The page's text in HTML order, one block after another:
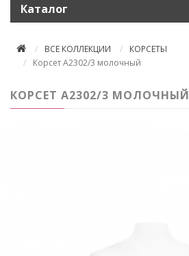
Каталог
ВСЕ КОЛЛЕКЦИИ
КОРСЕТЫ
Корсет А2302/3 молочный
КОРСЕТ А2302/3 МОЛОЧНЫЙ